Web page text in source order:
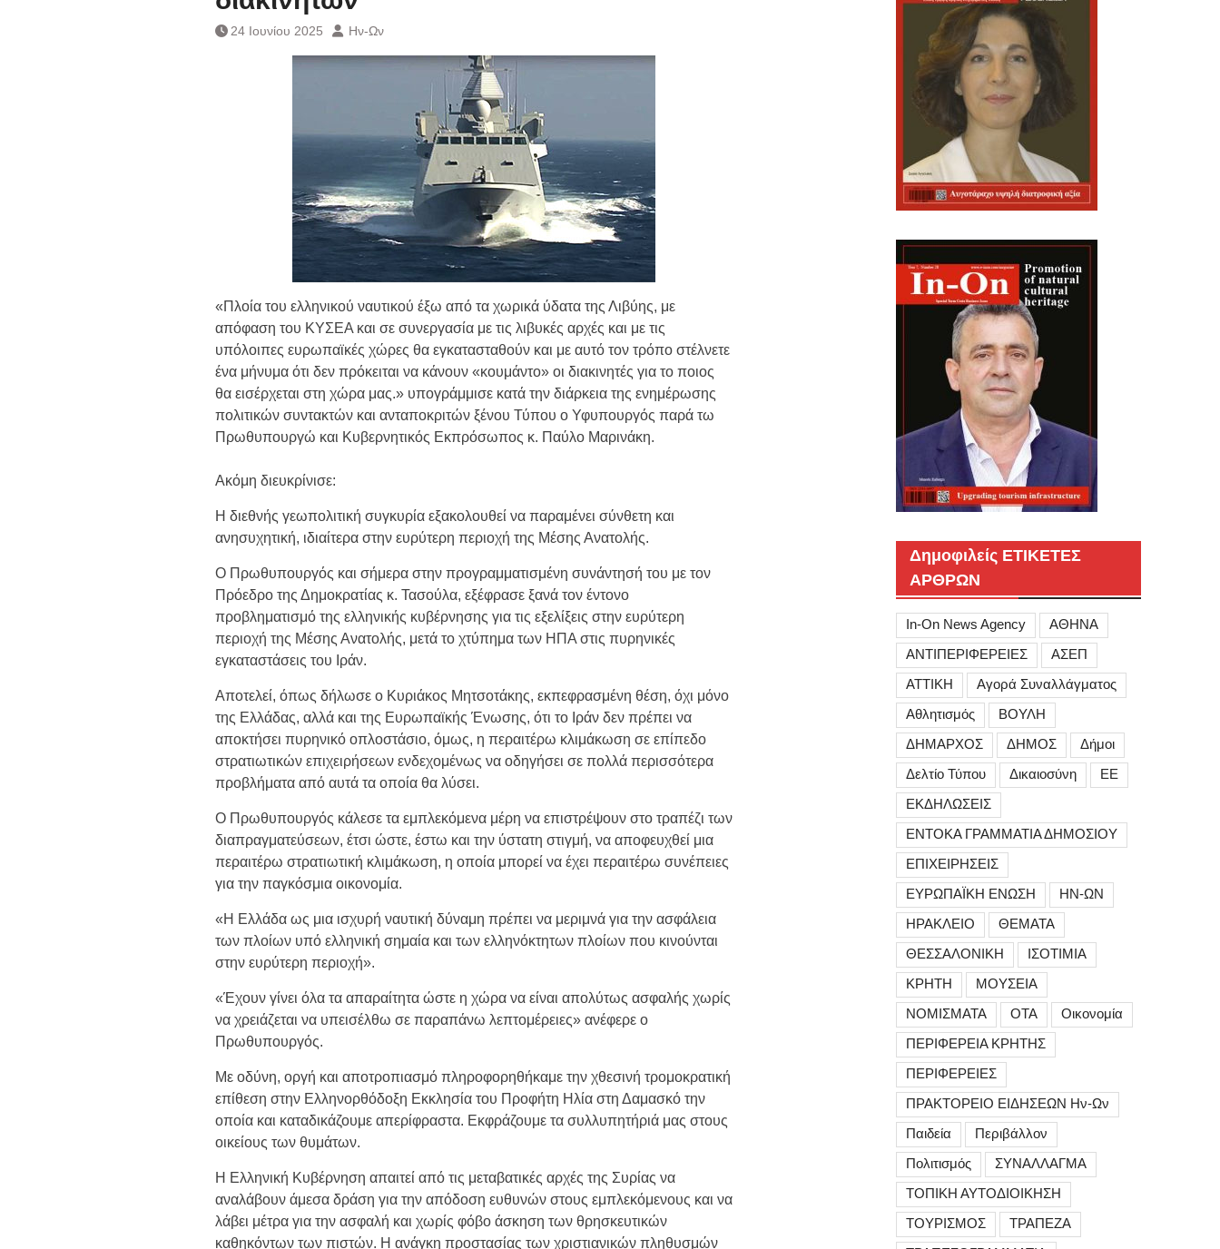
Συναλλάγματος &
Ημερήσιο Δελτίο Τιμών
Τραπεζογραμματίων 4-3-2019
Κάθοδος αγροτών
24 Ιουνίου 2025 Ην-Ων
«Πλοία του ελληνικού ναυτικού έξω από τα χωρικά ύδατα της Λιβύης, με
απόφαση του ΚΥΣΕΑ και σε συνεργασία με τις λιβυκές αρχές και με τις
υπόλοιπες ευρωπαϊκές χώρες θα εγκατασταθούν και με αυτό τον τρόπο στέλνετε
ένα μήνυμα ότι δεν πρόκειται να κάνουν «κουμάντο» οι διακινητές για το ποιος
θα εισέρχεται στη χώρα μας.» υπογράμμισε κατά την διάρκεια της ενημέρωσης
πολιτικών συντακτών και ανταποκριτών ξένου Τύπου ο Υφυπουργός παρά τω
Πρωθυπουργώ και Κυβερνητικός Εκπρόσωπος κ. Παύλο Μαρινάκη.
Ακόμη διευκρίνισε:
Η διεθνής γεωπολιτική συγκυρία εξακολουθεί να παραμένει σύνθετη και
ανησυχητική, ιδιαίτερα στην ευρύτερη περιοχή της Μέσης Ανατολής.
Ο Πρωθυπουργός και σήμερα στην προγραμματισμένη συνάντησή του με τον
Πρόεδρο της Δημοκρατίας κ. Τασούλα, εξέφρασε ξανά τον έντονο
προβληματισμό της ελληνικής κυβέρνησης για τις εξελίξεις στην ευρύτερη
περιοχή της Μέσης Ανατολής, μετά το χτύπημα των ΗΠΑ στις πυρηνικές
εγκαταστάσεις του Ιράν.
Αποτελεί, όπως δήλωσε ο Κυριάκος Μητσοτάκης, εκπεφρασμένη θέση, όχι μόνο
της Ελλάδας, αλλά και της Ευρωπαϊκής Ένωσης, ότι το Ιράν δεν πρέπει να
αποκτήσει πυρηνικό οπλοστάσιο, όμως, η περαιτέρω κλιμάκωση σε επίπεδο
στρατιωτικών επιχειρήσεων ενδεχομένως να οδηγήσει σε πολλά περισσότερα
προβλήματα από αυτά τα οποία θα λύσει.
Ο Πρωθυπουργός κάλεσε τα εμπλεκόμενα μέρη να επιστρέψουν στο τραπέζι των
διαπραγματεύσεων, έτσι ώστε, έστω και την ύστατη στιγμή, να αποφευχθεί μια
περαιτέρω στρατιωτική κλιμάκωση, η οποία μπορεί να έχει περαιτέρω συνέπειες
για την παγκόσμια οικονομία.
«Η Ελλάδα ως μια ισχυρή ναυτική δύναμη πρέπει να μεριμνά για την ασφάλεια
των πλοίων υπό ελληνική σημαία και των ελληνόκτητων πλοίων που κινούνται
στην ευρύτερη περιοχή».
«Έχουν γίνει όλα τα απαραίτητα ώστε η χώρα να είναι απολύτως ασφαλής χωρίς
να χρειάζεται να υπεισέλθω σε παραπάνω λεπτομέρειες» ανέφερε ο
Πρωθυπουργός.
Με οδύνη, οργή και αποτροπιασμό πληροφορηθήκαμε την χθεσινή τρομοκρατική
επίθεση στην Ελληνορθόδοξη Εκκλησία του Προφήτη Ηλία στη Δαμασκό την
οποία και καταδικάζουμε απερίφραστα. Εκφράζουμε τα συλλυπητήριά μας στους
οικείους των θυμάτων.
Η Ελληνική Κυβέρνηση απαιτεί από τις μεταβατικές αρχές της Συρίας να
αναλάβουν άμεσα δράση για την απόδοση ευθυνών στους εμπλεκόμενους και να
λάβει μέτρα για την ασφαλή και χωρίς φόβο άσκηση των θρησκευτικών
καθηκόντων των πιστών. Η ανάγκη προστασίας των χριστιανικών πληθυσμών
Δημοφιλείς ΕΤΙΚΕΤΕΣ
ΑΡΘΡΩΝ
In-On News Agency
ΑΘΗΝΑ
ΑΝΤΙΠΕΡΙΦΕΡΕΙΕΣ
ΑΣΕΠ
ΑΤΤΙΚΗ
Αγορά Συναλλάγματος
Αθλητισμός
ΒΟΥΛΗ
ΔΗΜΑΡΧΟΣ
ΔΗΜΟΣ
Δήμοι
Δελτίο Τύπου
Δικαιοσύνη
ΕΕ
ΕΚΔΗΛΩΣΕΙΣ
ΕΝΤΟΚΑ ΓΡΑΜΜΑΤΙΑ ΔΗΜΟΣΙΟΥ
ΕΠΙΧΕΙΡΗΣΕΙΣ
ΕΥΡΩΠΑΪΚΗ ΕΝΩΣΗ
ΗΝ-ΩΝ
ΗΡΑΚΛΕΙΟ
ΘΕΜΑΤΑ
ΘΕΣΣΑΛΟΝΙΚΗ
ΙΣΟΤΙΜΙΑ
ΚΡΗΤΗ
ΜΟΥΣΕΙΑ
ΝΟΜΙΣΜΑΤΑ
ΟΤΑ
Οικονομία
ΠΕΡΙΦΕΡΕΙΑ ΚΡΗΤΗΣ
ΠΕΡΙΦΕΡΕΙΕΣ
ΠΡΑΚΤΟΡΕΙΟ ΕΙΔΗΣΕΩΝ Ην-Ων
Παιδεία
Περιβάλλον
Πολιτισμός
ΣΥΝΑΛΛΑΓΜΑ
ΤΟΠΙΚΗ ΑΥΤΟΔΙΟΙΚΗΣΗ
ΤΟΥΡΙΣΜΟΣ
ΤΡΑΠΕΖΑ